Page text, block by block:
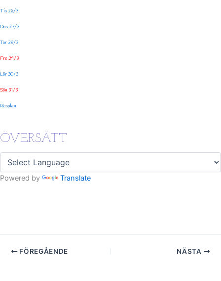
Tis 26/3
Ons 27/3
Tor 28/3
Fre 29/3
Lör 30/3
Sön 31/3
Resplan
ÖVERSÄTT
Powered by Translate
FÖREGÅENDE NÄSTA